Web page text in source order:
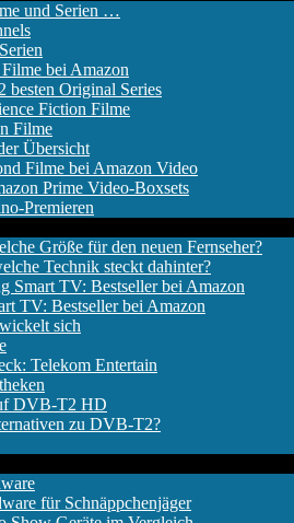
und Serien …
bei Amazon
besten Original Series
Fiction Filme
Filme
Übersicht
Filme bei Amazon Video
Prime Video-Boxsets
Premieren
Größe für den neuen Fernseher?
Technik steckt dahinter?
Smart TV: Bestseller bei Amazon
TV: Bestseller bei Amazon
sich
Telekom Entertain
DVB-T2 HD
zu DVB-T2?
für Schnäppchenjäger